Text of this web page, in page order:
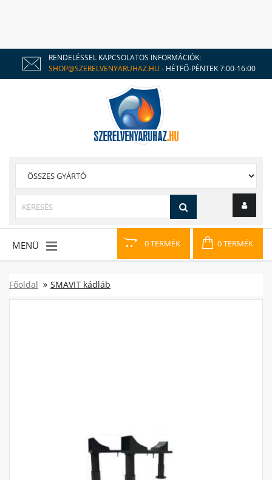
RENDELÉSSEL KAPCSOLATOS INFORMÁCIÓK:
SHOP@SZERELVENYARUHAZ.HU - HÉTFŐ-PÉNTEK 7:00-16:00
0 TERMÉK 0 TERMÉK
MENÜ
Főoldal SMAVIT kádláb